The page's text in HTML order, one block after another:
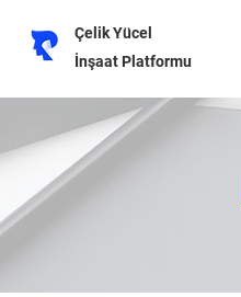
Çelik Yücel
İnşaat Platformu